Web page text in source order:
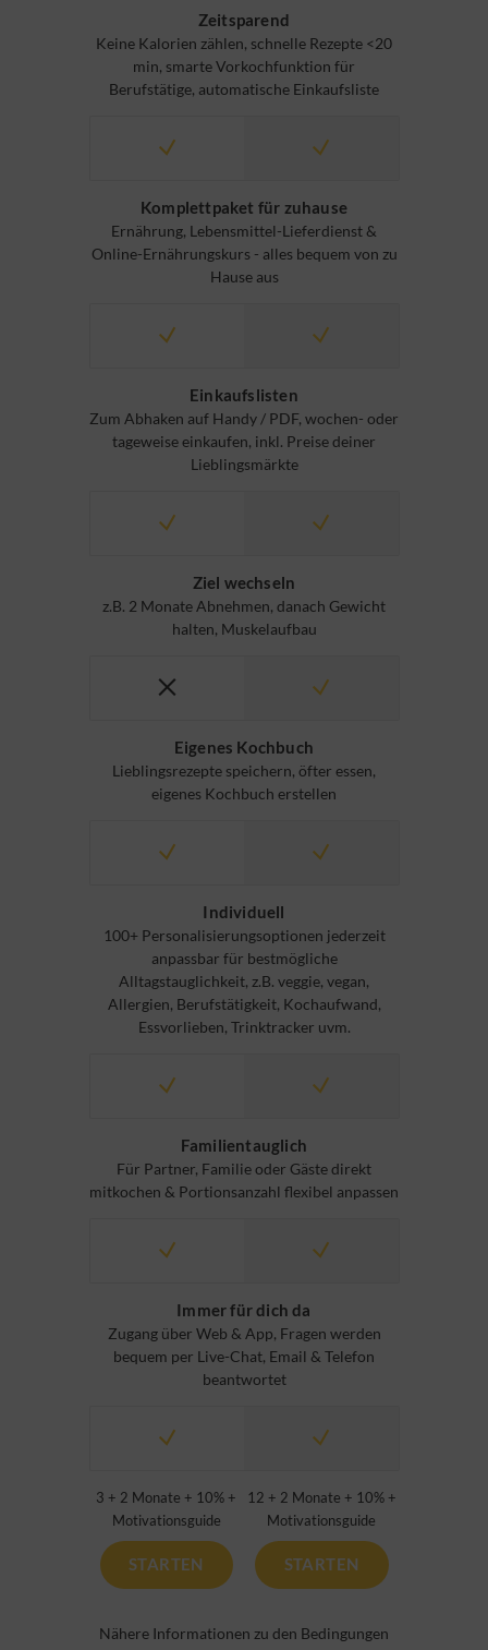
Zeitsparend
Keine Kalorien zählen, schnelle Rezepte <20
min, smarte Vorkochfunktion für
Berufstätige, automatische Einkaufsliste
Komplettpaket für zuhause
Ernährung, Lebensmittel-Lieferdienst &
Online-Ernährungskurs - alles bequem von zu
Hause aus
Einkaufslisten
Zum Abhaken auf Handy / PDF, wochen- oder
tageweise einkaufen, inkl. Preise deiner
Lieblingsmärkte
Ziel wechseln
z.B. 2 Monate Abnehmen, danach Gewicht
halten, Muskelaufbau
Eigenes Kochbuch
Lieblingsrezepte speichern, öfter essen,
eigenes Kochbuch erstellen
Individuell
100+ Personalisierungsoptionen jederzeit
anpassbar für bestmögliche
Alltagstauglichkeit, z.B. veggie, vegan,
Allergien, Berufstätigkeit, Kochaufwand,
Essvorlieben, Trinktracker uvm.
Familientauglich
Für Partner, Familie oder Gäste direkt
mitkochen & Portionsanzahl flexibel anpassen
Immer für dich da
Zugang über Web & App, Fragen werden
bequem per Live-Chat, Email & Telefon
beantwortet
3 + 2 Monate + 10% +
Motivationsguide
STARTEN
12 + 2 Monate + 10% +
Motivationsguide
STARTEN
Nähere Informationen zu den Bedingungen